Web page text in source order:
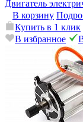
Двигатель
В корзину
Купить в 1 клик
В избранное